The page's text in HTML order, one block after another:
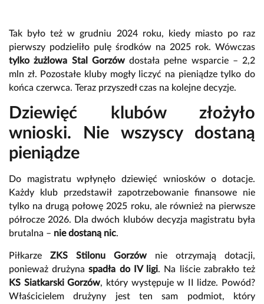
Tak było też w grudniu 2024 roku, kiedy miasto po raz
pierwszy podzieliło pulę środków na 2025 rok. Wówczas
tylko żużlowa Stal Gorzówdostała pełne wsparcie – 2,2
mln zł. Pozostałe kluby mogły liczyć na pieniądze tylko do
końca czerwca. Teraz przyszedł czas na kolejne decyzje.
Dziewięć klubów złożyło
wnioski. Nie wszyscy dostaną
pieniądze
Do magistratu wpłynęło dziewięć wniosków o dotacje.
Każdy klub przedstawił zapotrzebowanie finansowe nie
tylko na drugą połowę 2025 roku, ale również na pierwsze
półrocze 2026. Dla dwóch klubów decyzja magistratu była
brutalna – nie dostaną nic.
Piłkarze ZKS Stilonu Gorzów nie otrzymają dotacji,
ponieważ drużynaspadła do IV ligi. Na liście zabrakło też
KS Siatkarski Gorzów, który występuje w II lidze. Powód?
Właścicielem drużyny jest ten sam podmiot, który